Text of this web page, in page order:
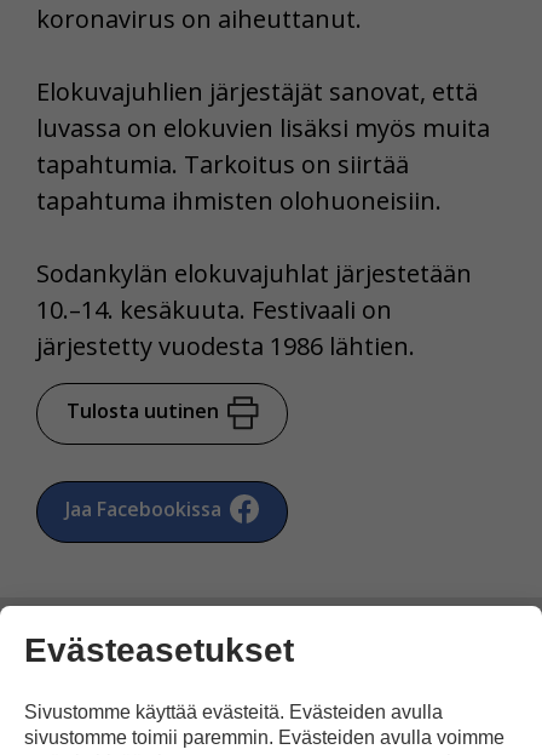
koronavirus on aiheuttanut.
Elokuvajuhlien järjestäjät sanovat, että
luvassa on elokuvien lisäksi myös muita
tapahtumia. Tarkoitus on siirtää
tapahtuma ihmisten olohuoneisiin.
Sodankylän elokuvajuhlat järjestetään
10.–14. kesäkuuta. Festivaali on
järjestetty vuodesta 1986 lähtien.
Tulosta uutinen
Jaa Facebookissa
Kommentoi
Evästeasetukset
Sivustomme käyttää evästeitä. Evästeiden avulla
sivustomme toimii paremmin. Evästeiden avulla voimme